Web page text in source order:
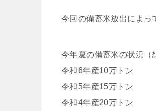
今回の備蓄米放出によっ
今年夏の備蓄米の状況（
令和6年産10万トン
令和5年産15万トン
令和4年産20万トン